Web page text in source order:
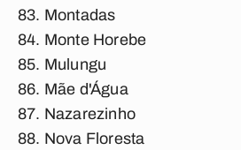
Montadas
Monte Horebe
Mulungu
Mãe d'Água
Nazarezinho
Nova Floresta